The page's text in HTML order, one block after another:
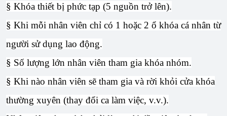
§ Khóa thiết bị phức tạp (5 nguồn trở lên).
§ Khi mỗi nhân viên chỉ có 1 hoặc 2 ổ khóa cá nhân từ
người sử dụng lao động.
§ Số lượng lớn nhân viên tham gia khóa nhóm.
§ Khi nào nhân viên sẽ tham gia và rời khỏi cửa khóa
thường xuyên (thay đổi ca làm việc, v.v.).